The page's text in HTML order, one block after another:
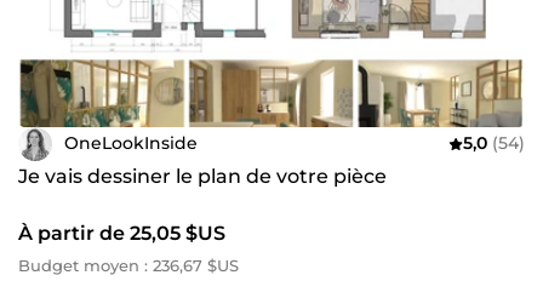
OneLookInside 5,0 (54)
Je vais dessiner le plan de votre pièce
À partir de 25,05 $US
Budget moyen : 236,67 $US